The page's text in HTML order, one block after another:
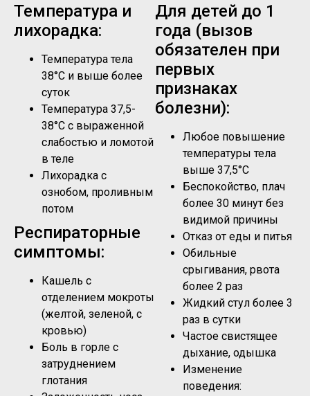
Температура и
лихорадка:
Температура тела
38°C и выше более
суток
Температура 37,5-
38°C с выраженной
слабостью и ломотой
в теле
Лихорадка с
ознобом, проливным
потом
Респираторные
симптомы:
Кашель с
отделением мокроты
(желтой, зеленой, с
кровью)
Боль в горле с
затруднением
глотания
Для детей до 1
года (вызов
обязателен при
первых
признаках
болезни):
Любое повышение
температуры тела
выше 37,5°C
Беспокойство, плач
более 30 минут без
видимой причины
Отказ от еды и питья
Обильные
срыгивания, рвота
более 2 раз
Жидкий стул более 3
раз в сутки
Частое свистящее
дыхание, одышка
Изменение
поведения: